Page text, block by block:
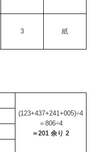
3 紙
(123+437+241+005)÷4
＝806÷4
＝201 余り 2